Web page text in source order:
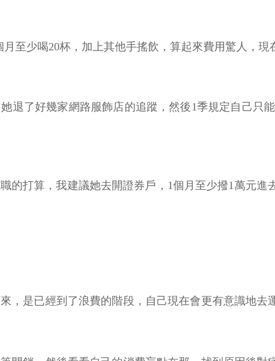
至少喝20杯，加上其他手搖飲，算起來費用驚人，
退了好幾家網路服飾店的追蹤，然後1季規定自己只
的打算，我建議她去開證券戶，1個月至少撥1萬元
，是已經到了浪費的階段，自己現在會更有意識地